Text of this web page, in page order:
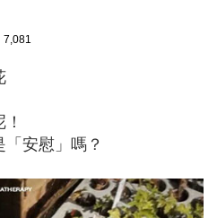
7,081
安慰」嗎？